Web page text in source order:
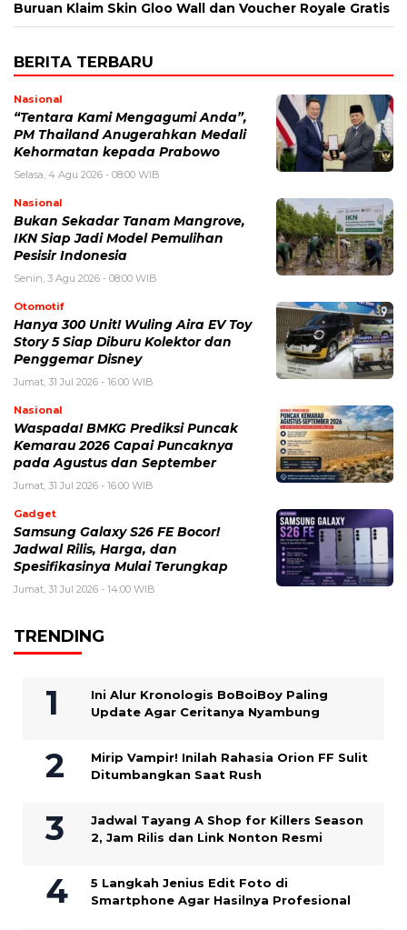
Buruan Klaim Skin Gloo Wall dan Voucher Royale Gratis
BERITA TERBARU
Nasional
“Tentara Kami Mengagumi Anda”,
PM Thailand Anugerahkan Medali
Kehormatan kepada Prabowo
Selasa, 4 Agu 2026 - 08:00 WIB
Nasional
Bukan Sekadar Tanam Mangrove,
IKN Siap Jadi Model Pemulihan
Pesisir Indonesia
Senin, 3 Agu 2026 - 08:00 WIB
Otomotif
Hanya 300 Unit! Wuling Aira EV Toy
Story 5 Siap Diburu Kolektor dan
Penggemar Disney
Jumat, 31 Jul 2026 - 16:00 WIB
Nasional
Waspada! BMKG Prediksi Puncak
Kemarau 2026 Capai Puncaknya
pada Agustus dan September
Jumat, 31 Jul 2026 - 16:00 WIB
Gadget
Samsung Galaxy S26 FE Bocor!
Jadwal Rilis, Harga, dan
Spesifikasinya Mulai Terungkap
Jumat, 31 Jul 2026 - 14:00 WIB
TRENDING
Ini Alur Kronologis BoBoiBoy Paling
Update Agar Ceritanya Nyambung
Mirip Vampir! Inilah Rahasia Orion FF Sulit
Ditumbangkan Saat Rush
Jadwal Tayang A Shop for Killers Season
2, Jam Rilis dan Link Nonton Resmi
5 Langkah Jenius Edit Foto di
Smartphone Agar Hasilnya Profesional